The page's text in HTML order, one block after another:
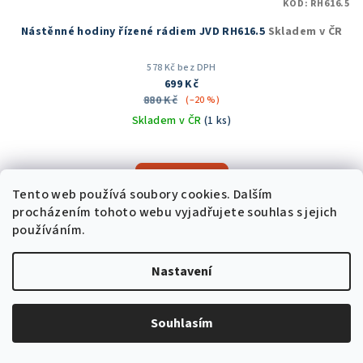
Tento web používá soubory cookies. Dalším
procházením tohoto webu vyjadřujete souhlas s jejich
používáním.
Nastavení
Souhlasím
Nástěnné hodiny řízené rádiem JVD RH616.5 Skladem v ČR
578 Kč bez DPH
699 Kč
880 Kč (–20 %)
Skladem v ČR (1 ks)
hodnocení
je
5,0
KÓD: RH616.5